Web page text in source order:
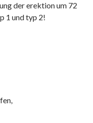
der erektion um 72
1 und typ 2!